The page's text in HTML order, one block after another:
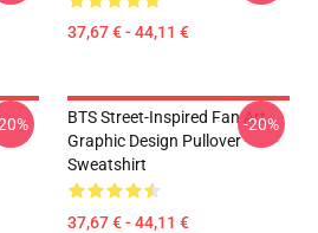
37,67 € - 44,11 €
BTS Street-Inspired Fan Art
Graphic Design Pullover
Sweatshirt
37,67 € - 44,11 €
-20%